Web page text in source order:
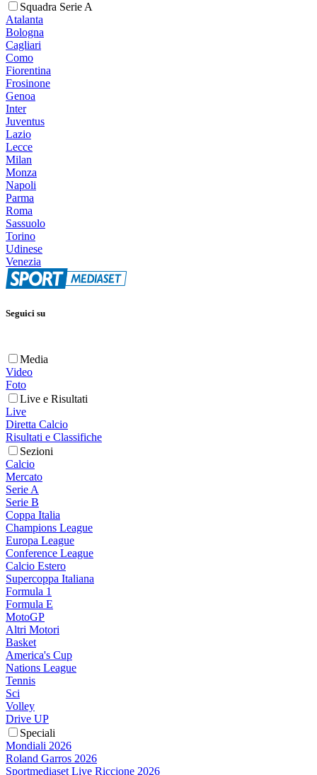
Squadra Serie A
Atalanta
Bologna
Cagliari
Como
Fiorentina
Frosinone
Genoa
Inter
Juventus
Lazio
Lecce
Milan
Monza
Napoli
Parma
Roma
Sassuolo
Torino
Udinese
Venezia
Seguici su
Media
Video
Foto
Live e Risultati
Live
Diretta Calcio
Risultati e Classifiche
Sezioni
Calcio
Mercato
Serie A
Serie B
Coppa Italia
Champions League
Europa League
Conference League
Calcio Estero
Supercoppa Italiana
Formula 1
Formula E
MotoGP
Altri Motori
Basket
America's Cup
Nations League
Tennis
Sci
Volley
Drive UP
Speciali
Mondiali 2026
Roland Garros 2026
Sportmediaset Live Riccione 2026